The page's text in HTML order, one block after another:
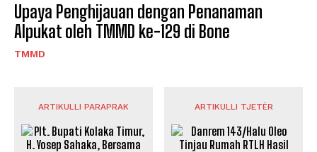
Upaya Penghijauan dengan Penanaman
Alpukat oleh TMMD ke-129 di Bone
TMMD
ARTIKULLI PARAPRAK ARTIKULLI TJETËR